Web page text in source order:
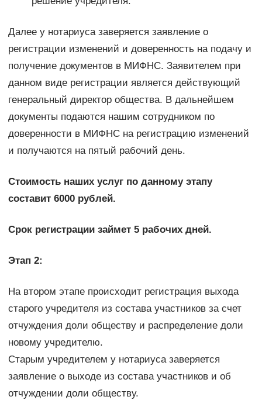
Далее у нотариуса заверяется заявление о
регистрации изменений и доверенность на подачу и
получение документов в МИФНС. Заявителем при
данном виде регистрации является действующий
генеральный директор общества. В дальнейшем
документы подаются нашим сотрудником по
доверенности в МИФНС на регистрацию изменений
и получаются на пятый рабочий день.
Стоимость наших услуг по данному этапу
составит 6000 рублей.
Срок регистрации займет 5 рабочих дней.
Этап 2:
На втором этапе происходит регистрация выхода
старого учредителя из состава участников за счет
отчуждения доли обществу и распределение доли
новому учредителю.
Старым учредителем у нотариуса заверяется
заявление о выходе из состава участников и об
отчуждении доли обществу.